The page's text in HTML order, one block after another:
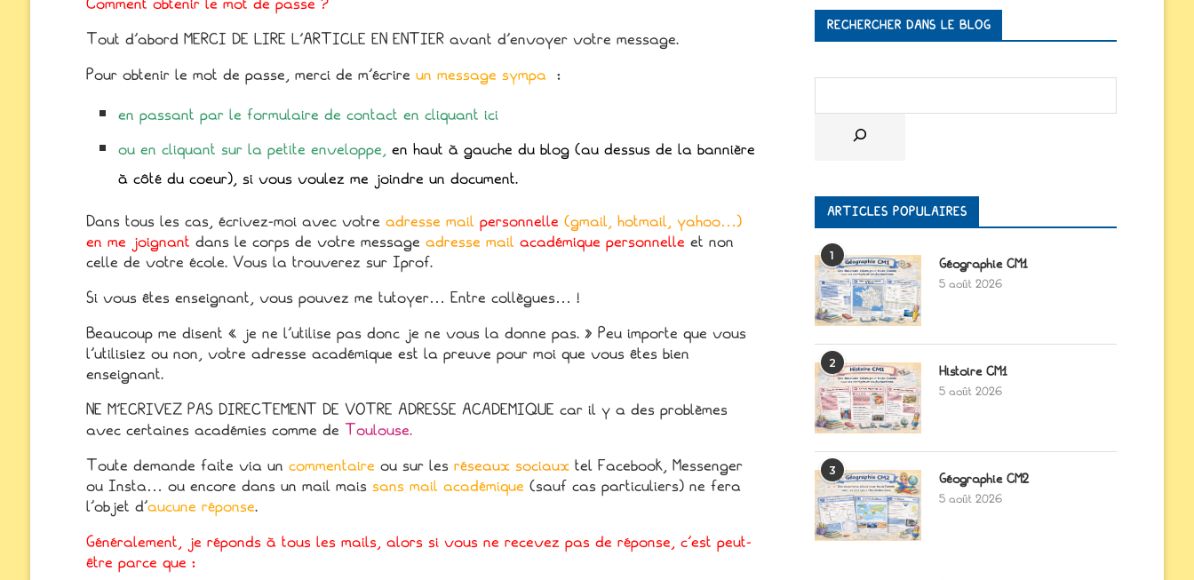
Tout d’abord MERCI DE LIRE L’ARTICLE EN ENTIER avant d’envoyer votre message.
Pour obtenir le mot de passe, merci de m’écrire un message sympa:
en passant par le formulaire de contact en cliquant ici
ou en cliquant sur la petite enveloppe, en haut à gauche du blog (au dessus de la bannière
à côté du coeur), si vous voulez me joindre un document.
Dans tous les cas, écrivez-moi avec votre adresse mail personnelle (gmail, hotmail, yahoo…)
en me joignant dans le corps de votre message adresse mail académique personnelle et non
celle de votre école. Vous la trouverez sur Iprof.
Si vous êtes enseignant, vous pouvez me tutoyer… Entre collègues… !
Beaucoup me disent « je ne l’utilise pas donc je ne vous la donne pas. » Peu importe que vous
l’utilisiez ou non, votre adresse académique est la preuve pour moi que vous êtes bien
enseignant.
NE M’ECRIVEZ PAS DIRECTEMENT DE VOTRE ADRESSE ACADEMIQUE car il y a des problèmes
avec certaines académies comme de Toulouse.
Toute demande faite via un commentaire ou sur les réseaux sociauxtel Facebook, Messenger
ou Insta… ou encore dans un mail mais sans mail académique (sauf cas particuliers) ne fera
l’objet d’aucune réponse.
Généralement, je réponds à tous les mails, alors si vous ne recevez pas de réponse, c’est peut-
être parce que :
RECHERCHER DANS LE BLOG
ARTICLES POPULAIRES
1
Géographie CM1
5 août 2026
2
Histoire CM1
5 août 2026
3
Géographie CM2
5 août 2026